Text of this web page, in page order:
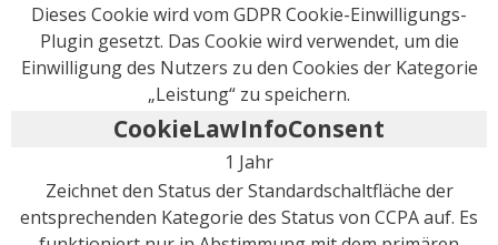
Dieses Cookie wird vom GDPR Cookie-Einwilligungs-
Plugin gesetzt. Das Cookie wird verwendet, um die
Einwilligung des Nutzers zu den Cookies der Kategorie
„Leistung“ zu speichern.
CookieLawInfoConsent
1 Jahr
Zeichnet den Status der Standardschaltfläche der
entsprechenden Kategorie des Status von CCPA auf. Es